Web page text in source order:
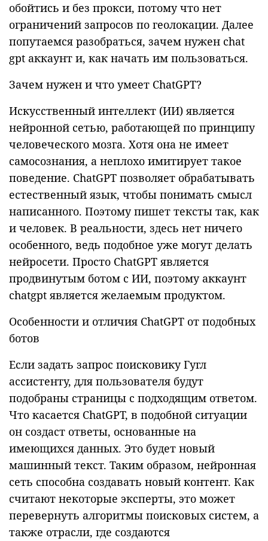
обойтись и без прокси, потому что нет
ограничений запросов по геолокации. Далее
попутаемся разобраться, зачем нужен chat
gpt аккаунт и, как начать им пользоваться.
Зачем нужен и что умеет ChatGPT?
Искусственный интеллект (ИИ) является
нейронной сетью, работающей по принципу
человеческого мозга. Хотя она не имеет
самосознания, а неплохо имитирует такое
поведение. ChatGPT позволяет обрабатывать
естественный язык, чтобы понимать смысл
написанного. Поэтому пишет тексты так, как
и человек. В реальности, здесь нет ничего
особенного, ведь подобное уже могут делать
нейросети. Просто ChatGPT является
продвинутым ботом с ИИ, поэтому аккаунт
chatgpt является желаемым продуктом.
Особенности и отличия ChatGPT от подобных
ботов
Если задать запрос поисковику Гугл
ассистенту, для пользователя будут
подобраны страницы с подходящим ответом.
Что касается ChatGPT, в подобной ситуации
он создаст ответы, основанные на
имеющихся данных. Это будет новый
машинный текст. Таким образом, нейронная
сеть способна создавать новый контент. Как
считают некоторые эксперты, это может
перевернуть алгоритмы поисковых систем, а
также отрасли, где создаются